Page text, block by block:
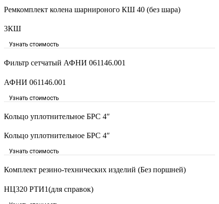
Ремкомплект колена шарнироного КШ 40 (без шара)
3КШ
Узнать стоимость
Фильтр сетчатый АФНИ 061146.001
АФНИ 061146.001
Узнать стоимость
Кольцо уплотнительное БРС 4″
Кольцо уплотнительное БРС 4″
Узнать стоимость
Комплект резино-технических изделий (Без поршней)
НЦ320 РТИ1(для справок)